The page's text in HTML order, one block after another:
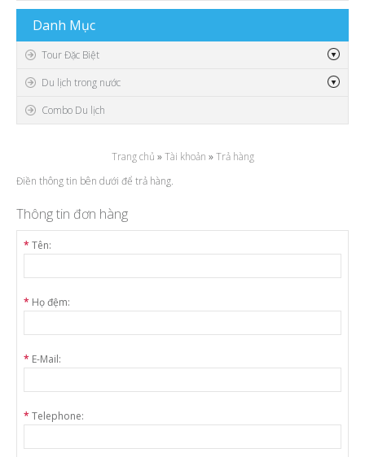
Danh Mục
Tour Đặc Biệt
Du lịch trong nước
Combo Du lịch
Trang chủ »Tài khoản »Trả hàng
Điền thông tin bên dưới để trả hàng.
Thông tin đơn hàng
* Tên:
* Họ đệm:
* E-Mail:
* Telephone: